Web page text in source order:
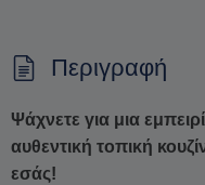
Περιγραφή
Ψάχνετε για μια
αυθεντική τοπική
εσάς!